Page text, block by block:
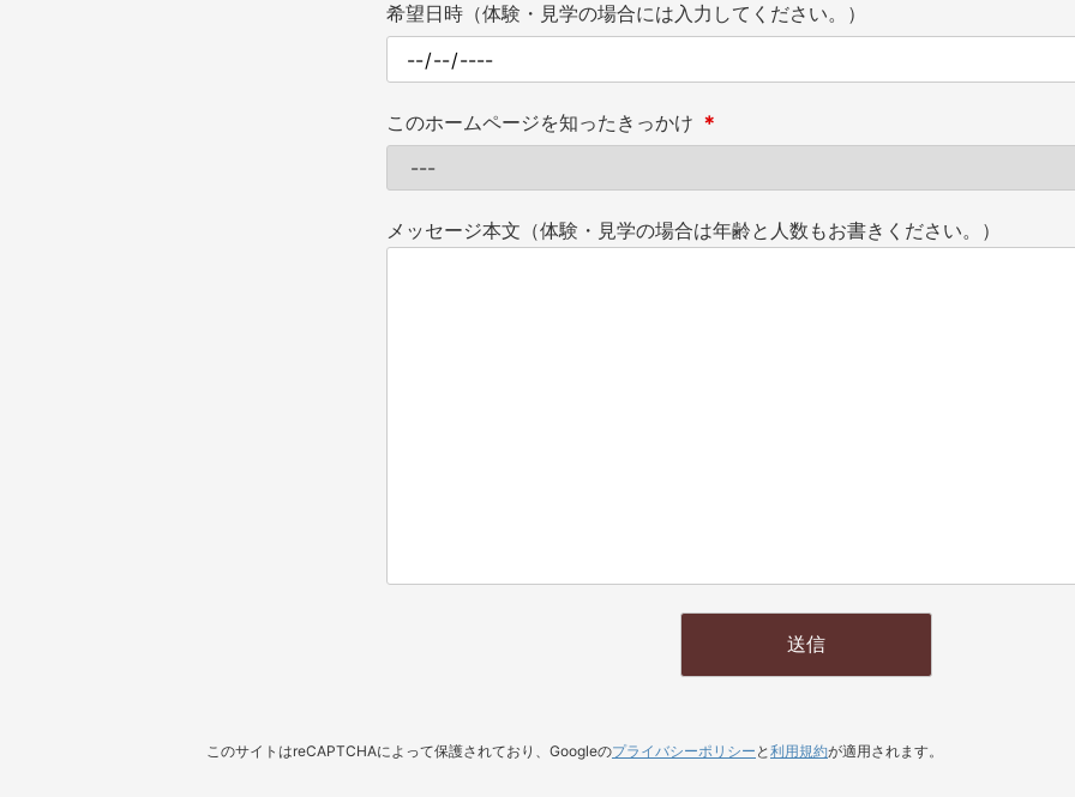
希望日時（体験・見学の場合には入力してください。）
このホームページを知ったきっかけ ＊
メッセージ本文（体験・見学の場合は年齢と人数もお書きください。）
このサイトはreCAPTCHAによって保護されており、Googleのプライバシーポリシー と 利用規約が適用されます。